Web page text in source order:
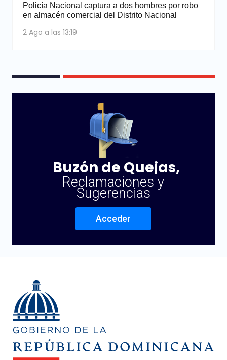
Policía Nacional captura a dos hombres por robo
en almacén comercial del Distrito Nacional
2 Ago a las 13:19
Buzón de Quejas,
Reclamaciones y
Sugerencias
Acceder